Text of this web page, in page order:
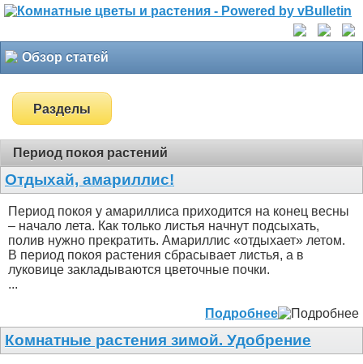
Обзор статей
Разделы
Период покоя растений
Отдыхай, амариллис!
Период покоя у амариллиса приходится на конец весны
– начало лета. Как только листья начнут подсыхать,
полив нужно прекратить. Амариллис «отдыхает» летом.
В период покоя растения сбрасывает листья, а в
луковице закладываются цветочные почки.
...
Подробнее
Комнатные растения зимой. Удобрение